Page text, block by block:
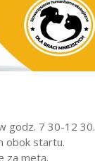
godz. 7 30-12 30.
obok startu.
za metą.